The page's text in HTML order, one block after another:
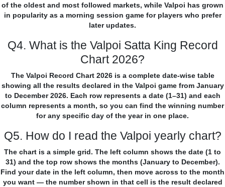
of the oldest and most followed markets, while Valpoi has grown
in popularity as a morning session game for players who prefer
later updates.
Q4. What is the Valpoi Satta King Record
Chart 2026?
The Valpoi Record Chart 2026 is a complete date-wise table
showing all the results declared in the Valpoi game from January
to December 2026. Each row represents a date (1–31) and each
column represents a month, so you can find the winning number
for any specific day of the year in one place.
Q5. How do I read the Valpoi yearly chart?
The chart is a simple grid. The left column shows the date (1 to
31) and the top row shows the months (January to December).
Find your date in the left column, then move across to the month
you want — the number shown in that cell is the result declared